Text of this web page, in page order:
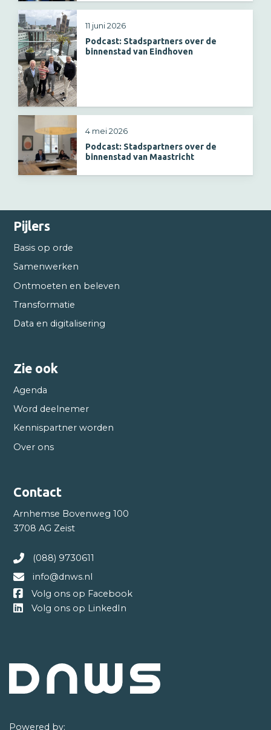
Podcast: Stadspartners over de
binnenstad van Eindhoven
11 juni 2026
Podcast: Stadspartners over de
binnenstad van Maastricht
4 mei 2026
Powered by:
Pijlers
Basis op orde
Samenwerken
Ontmoeten en beleven
Transformatie
Data en digitalisering
Zie ook
Agenda
Word deelnemer
Kennispartner worden
Over ons
Contact
Arnhemse Bovenweg 100
3708 AG Zeist
(088) 9730611
info@dnws.nl
Volg ons op Facebook
Volg ons op LinkedIn